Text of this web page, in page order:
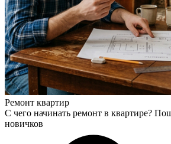
Ремонт квартир
С чего начинать ремонт в квартире?
новичков